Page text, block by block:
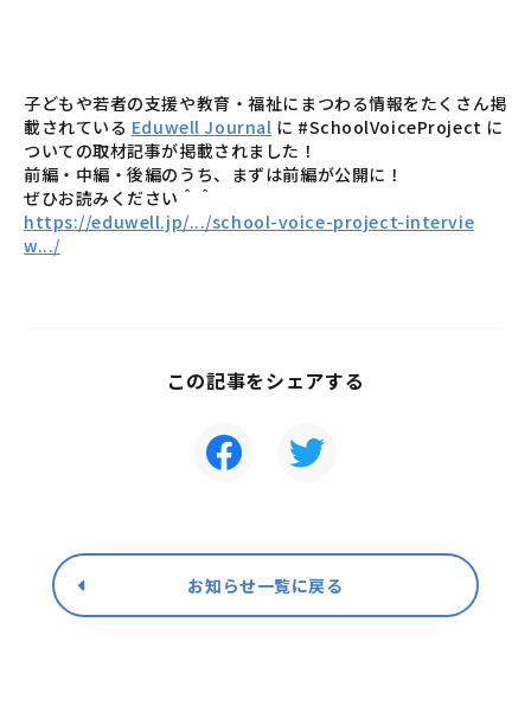
子どもや若者の支援や教育・福祉にまつわる情報をたくさん掲
載されている Eduwell Journal に #SchoolVoiceProject に
ついての取材記事が掲載されました！
前編・中編・後編のうち、まずは前編が公開に！
ぜひお読みください＾＾
https://eduwell.jp/.../school-voice-project-intervie
w.../
この記事をシェアする
お知らせ一覧に戻る